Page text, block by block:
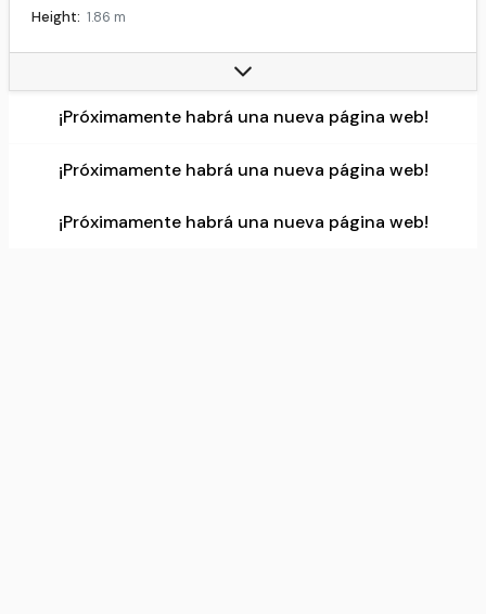
Height: 1.86 m
¡Próximamente habrá una nueva página web!
¡Próximamente habrá una nueva página web!
¡Próximamente habrá una nueva página web!